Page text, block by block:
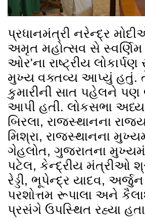
પ્રધાનમંત્રી નરેન્દ્ર
અમૃત મહોત્સવ સે સ્વર્ણિમ
ઓર'ના રાષ્ટ્રીય લોકાર્પણ
મુખ્ય વક્તવ્ય આપ્યું હતું.
કુમારીની સાત પહેલને પણ
આપી હતી. લોકસભા
બિરલા, રાજસ્થાનના
મિશ્રા, રાજસ્થાનના
ગેહલોત, ગુજરાતના
પટેલ, કેન્દ્રીય મંત્રીઓ
રેડ્ડી, ભૂપેન્દ્ર યાદવ,
પરશોત્તમ રૂપાલા અને
પ્રસંગે ઉપસ્થિત રહ્યા